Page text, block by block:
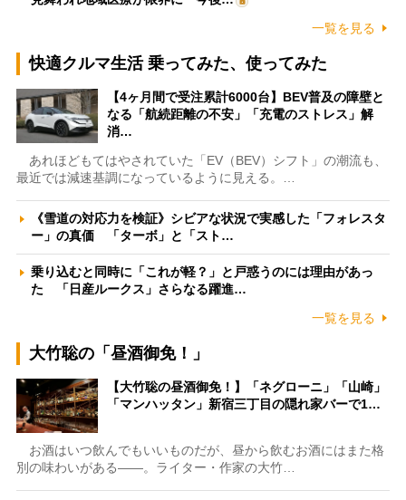
一覧を見る
快適クルマ生活 乗ってみた、使ってみた
【4ヶ月間で受注累計6000台】BEV普及の障壁と
なる「航続距離の不安」「充電のストレス」解
消…
あれほどもてはやされていた「EV（BEV）シフト」の潮流も、
最近では減速基調になっているように見える。…
《雪道の対応力を検証》シビアな状況で実感した「フォレスタ
ー」の真価 「ターボ」と「スト…
乗り込むと同時に「これが軽？」と戸惑うのには理由があっ
た 「日産ルークス」さらなる躍進…
一覧を見る
大竹聡の「昼酒御免！」
【大竹聡の昼酒御免！】「ネグローニ」「山崎」
「マンハッタン」新宿三丁目の隠れ家バーで1…
お酒はいつ飲んでもいいものだが、昼から飲むお酒にはまた格
別の味わいがある――。ライター・作家の大竹…